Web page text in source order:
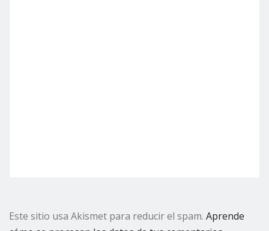
Este sitio usa Akismet para reducir el spam. Aprende